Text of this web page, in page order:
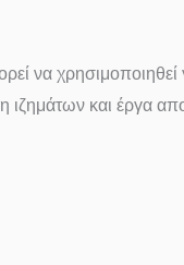
να
ιζημάτων και έργα